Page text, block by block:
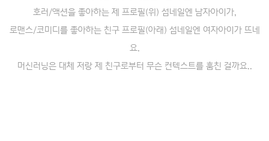
호러/액션을 좋아하는 제 프로필(위) 섬네일엔 남자아이가,
로맨스/코미디를 좋아하는 친구 프로필(아래) 섬네일엔 여자아이가 뜨네
요.
머신러닝은 대체 저랑 제 친구로부터 무슨 컨텍스트를 훔친 걸까요..